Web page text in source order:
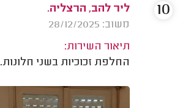
ליר להב, הרצליה.
משוב: 28/12/2025
תיאור השירות:
החלפת זכוכיות בשני חלונות.
10